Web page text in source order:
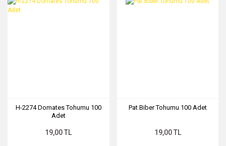
H-2274 Domates Tohumu 100
Adet
19,00 TL
Pat Biber Tohumu 100 Adet
19,00 TL